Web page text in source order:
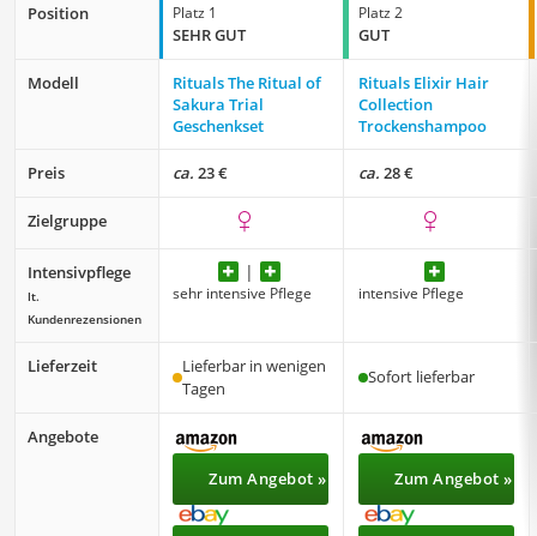
Position Platz 1
SEHR GUT
Platz 2
GUT
Modell
Rituals The Ritual of
Sakura Trial
Geschenkset
Rituals Elixir Hair
Collection
Trockenshampoo
Preis ca. 23 € ca. 28 €
Zielgruppe
Intensivpflege
lt.
Kundenrezensionen
sehr intensive Pflege intensive Pflege
Lieferzeit
Lieferbar in wenigen
Tagen
Sofort lieferbar
Angebote
Zum Angebot »
Zum Angebot »